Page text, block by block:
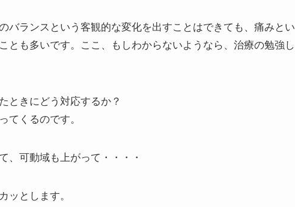
バランスという客観的な変化を出すことはできても、痛みとい
とも多いです。ここ、もしわからないようなら、治療の勉強し
ときにどう対応するか？
てくるのです。
、可動域も上がって・・・・
ッとします。